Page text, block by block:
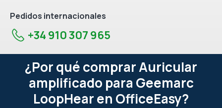
Pedidos internacionales
+34 910 307 965
¿Por qué comprar Auricular
amplificado para Geemarc
LoopHear en OfficeEasy?